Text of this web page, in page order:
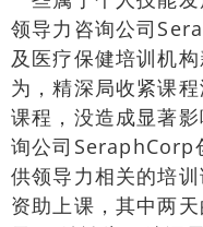
领导力咨询公司
及医疗保健培训机
为，精深局收紧课
课程，没造成显著
询公司SeraphCorp
供领导力相关的培
资助上课，其中两